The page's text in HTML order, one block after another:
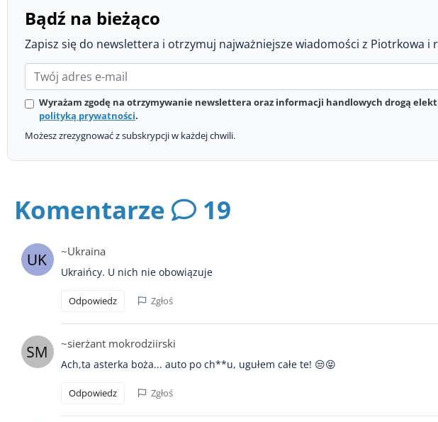
Bądź na bieżąco
Zapisz się do newslettera i otrzymuj najważniejsze wiadomości z Piotrkowa i
Wyrażam zgodę na otrzymywanie newslettera oraz informacji handlowych drogą
polityką prywatności.
Możesz zrezygnować z subskrypcji w każdej chwili.
Komentarze 19
~Ukraina
Ukraińcy. U nich nie obowiązuje
Odpowiedz Zgłoś
~sierżant mokrodziirski
Ach,ta asterka boża... auto po ch**u, ugułem całe te! 😒😝
Odpowiedz Zgłoś